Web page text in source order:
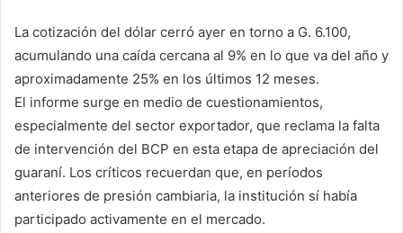
La cotización del dólar cerró ayer en torno a G. 6.100,
acumulando una caída cercana al 9% en lo que va del año y
aproximadamente 25% en los últimos 12 meses.
El informe surge en medio de cuestionamientos,
especialmente del sector exportador, que reclama la falta
de intervención del BCP en esta etapa de apreciación del
guaraní. Los críticos recuerdan que, en períodos
anteriores de presión cambiaria, la institución sí había
participado activamente en el mercado.